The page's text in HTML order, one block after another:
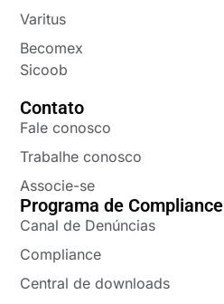
Varitus
Becomex
Sicoob
Contato
Fale conosco
Trabalhe conosco
Associe-se
Programa de Compliance
Canal de Denúncias
Compliance
Central de downloads